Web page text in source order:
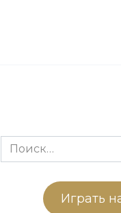
Search
for:
Играть